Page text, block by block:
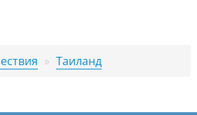
» Таиланд